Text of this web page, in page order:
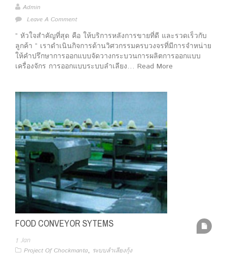
Admin
Leave A Comment
” หัวใจสำคัญที่สุด คือ ให้บริการหลังการขายที่ดี และรวดเร็วกับ
ลูกค้า “ เราดำเนินกิจการด้านวิศวกรรมครบวงจรที่มีการจำหน่าย
ให้คำปรึกษาการออกแบบจัดวางกระบวนการผลิตการออกแบบ
เครื่องจักร การออกแบบระบบลำเลียง… Read More
FOOD CONVEYOR SYTEMS
1 Jan
Project Of Chockmanta, ระบบลำเลียงกุ้ง